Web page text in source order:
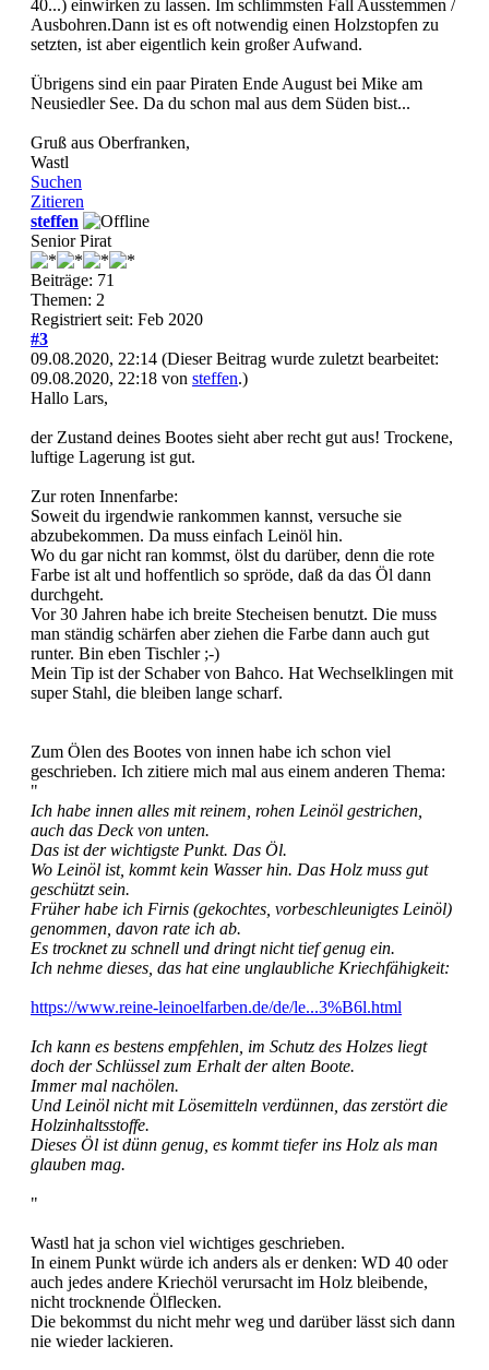
40...) einwirken zu lassen. Im schlimmsten Fall Ausstemmen /
Ausbohren.Dann ist es oft notwendig einen Holzstopfen zu
setzten, ist aber eigentlich kein großer Aufwand.
Übrigens sind ein paar Piraten Ende August bei Mike am
Neusiedler See. Da du schon mal aus dem Süden bist...
Gruß aus Oberfranken,
Wastl
Suchen
Zitieren
steffen
Senior Pirat
Beiträge: 71
Themen: 2
Registriert seit: Feb 2020
#3
09.08.2020, 22:14 (Dieser Beitrag wurde zuletzt bearbeitet:
09.08.2020, 22:18 von steffen.)
Hallo Lars,
der Zustand deines Bootes sieht aber recht gut aus! Trockene,
luftige Lagerung ist gut.
Zur roten Innenfarbe:
Soweit du irgendwie rankommen kannst, versuche sie
abzubekommen. Da muss einfach Leinöl hin.
Wo du gar nicht ran kommst, ölst du darüber, denn die rote
Farbe ist alt und hoffentlich so spröde, daß da das Öl dann
durchgeht.
Vor 30 Jahren habe ich breite Stecheisen benutzt. Die muss
man ständig schärfen aber ziehen die Farbe dann auch gut
runter. Bin eben Tischler ;-)
Mein Tip ist der Schaber von Bahco. Hat Wechselklingen mit
super Stahl, die bleiben lange scharf.
Zum Ölen des Bootes von innen habe ich schon viel
geschrieben. Ich zitiere mich mal aus einem anderen Thema:
"
Ich habe innen alles mit reinem, rohen Leinöl gestrichen,
auch das Deck von unten.
Das ist der wichtigste Punkt. Das Öl.
Wo Leinöl ist, kommt kein Wasser hin. Das Holz muss gut
geschützt sein.
Früher habe ich Firnis (gekochtes, vorbeschleunigtes Leinöl)
genommen, davon rate ich ab.
Es trocknet zu schnell und dringt nicht tief genug ein.
Ich nehme dieses, das hat eine unglaubliche Kriechfähigkeit:
https://www.reine-leinoelfarben.de/de/le...3%B6l.html
Ich kann es bestens empfehlen, im Schutz des Holzes liegt
doch der Schlüssel zum Erhalt der alten Boote.
Immer mal nachölen.
Und Leinöl nicht mit Lösemitteln verdünnen, das zerstört die
Holzinhaltsstoffe.
Dieses Öl ist dünn genug, es kommt tiefer ins Holz als man
glauben mag.
"
Wastl hat ja schon viel wichtiges geschrieben.
In einem Punkt würde ich anders als er denken: WD 40 oder
auch jedes andere Kriechöl verursacht im Holz bleibende,
nicht trocknende Ölflecken.
Die bekommst du nicht mehr weg und darüber lässt sich dann
nie wieder lackieren.